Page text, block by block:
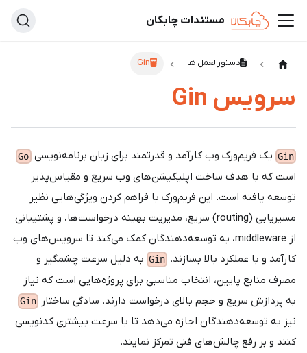
مستندات چابکان
دستورالعمل ها Gin
سرویس Gin
Gin یک فریم‌ورک وب کارآمد و قدرتمند برای زبان برنامه‌نویسی Go
است که با هدف ساخت اپلیکیشن‌های وب سریع و مقیاس‌پذیر
توسعه یافته است. این فریم‌ورک با فراهم کردن ویژگی‌هایی نظیر
مسیریابی (routing) سریع، مدیریت بهینه درخواست‌ها، و پشتیبانی
از middleware، به توسعه‌دهندگان کمک می‌کند تا سرویس‌های وب
کارآمد و با عملکرد بالا بسازند. Gin به دلیل سرعت چشمگیر و
مصرف منابع پایین، انتخاب مناسبی برای پروژه‌هایی است که نیاز
به پردازش سریع و حجم بالای درخواست دارند. سادگی ساختار
Gin
نیز به توسعه‌دهندگان اجازه می‌دهد تا با سرعت بیشتری کدنویسی
کنند و بر رفع چالش‌های فنی تمرکز نمایند.